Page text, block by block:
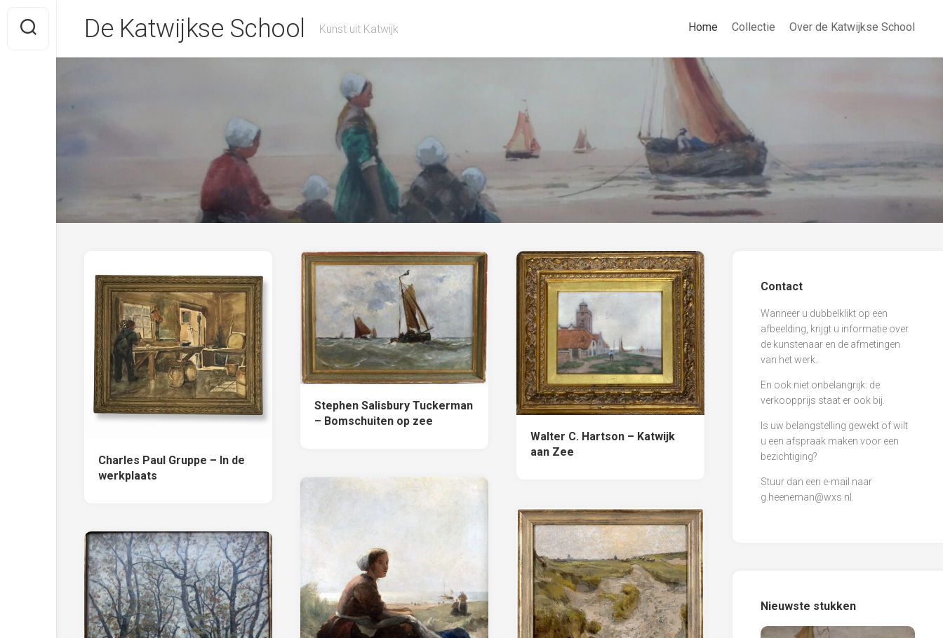
content
De Katwijkse School Kunst uit Katwijk Home Collectie Over de Katwijkse School
Charles Paul Gruppe – In de
werkplaats
Stephen Salisbury Tuckerman
– Bomschuiten op zee
Walter C. Hartson – Katwijk
aan Zee
Contact
Wanneer u dubbelklikt op een
afbeelding, krijgt u informatie over
de kunstenaar en de afmetingen
van het werk.
En ook niet onbelangrijk: de
verkoopprijs staat er ook bij.
Is uw belangstelling gewekt of wilt
u een afspraak maken voor een
bezichtiging?
Stuur dan een e-mail naar
g.heeneman@wxs.nl
Nieuwste stukken